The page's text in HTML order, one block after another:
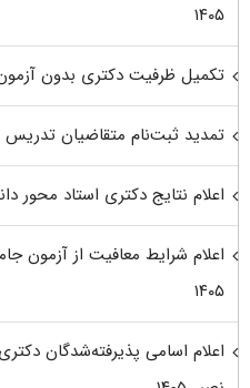
۱۴۰۵
تکمیل ظرفیت دکتری بدون آزمون
تمدید ثبت‌نام متقاضیان تدریس
اعلام نتایج دکتری استاد محور
اعلام شرایط معافیت از آزمون
۱۴۰۵
اعلام اسامی پذیرفته‌شدگان